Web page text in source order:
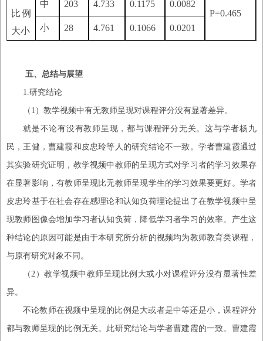
比例
大小
P=0.465
中 203 4.733 0.1175 0.0082
小 28 4.761 0.1066 0.0201
五、总结与展望
1. 研究结论
（ 1 ） 教学视频中有无教师呈现对课程评分没有显著差异。
就是不论有没有教师呈现，都与课程评分无关。这与学者杨九
民，王健，曹建霞和皮忠玲等人的研究结论不一致。学者曹建霞通过
其实验研究证明，教学视频中教师的呈现方式对学习者的学习效果存
在显著影响，有教师呈现比无教师呈现学生的学习效果要更好。学者
皮忠玲基于在社会存在感理论和认知负荷理论提出了在教学视频中呈
现教师图像会增加学习者认知负荷，降低学习者学习的效率。产生这
种结论的原因可能是由于本研究所分析的视频均为教师教育类课程，
与原有研究对象不同。
（ 2 ）教学视频中教师呈现比例大或小对课程评分没有显著性差
异。
不论教师在视频中呈现的比例是大或者是中等还是小，课程评分
都与教师呈现的比例无关。此研究结论与学者曹建霞的一致。曹建霞